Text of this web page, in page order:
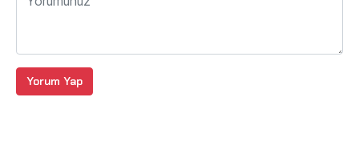
Yorum Yap